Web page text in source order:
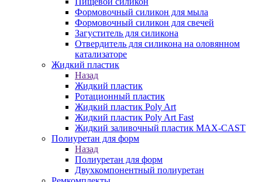
Формовочный силикон для мыла
Формовочный силикон для свечей
Загуститель для силикона
Отвердитель для силикона на оловянном
катализаторе
Жидкий пластик
Назад
Жидкий пластик
Ротационный пластик
Жидкий пластик Poly Art
Жидкий пластик Poly Art Fast
Жидкий заливочный пластик MAX-CAST
Полиуретан для форм
Назад
Полиуретан для форм
Двухкомпонентный полиуретан